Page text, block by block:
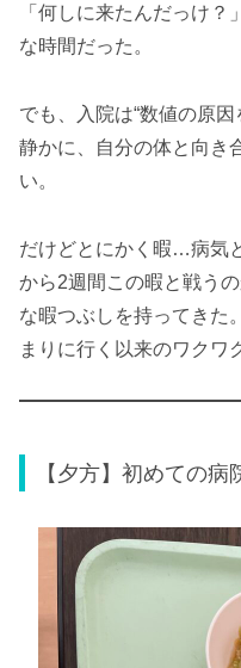
「何しに来たんだっけ
な時間だった。
でも、入院は“数値の原因
静かに、自分の体と向き
い。
だけどとにかく暇…病気
から2週間この暇と戦う
な暇つぶしを持ってきた
まりに行く以来のワクワ
【夕方】初めての病